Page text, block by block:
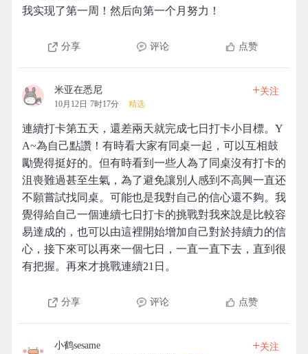
我实现了第一周！然后向第一个月努力！
分享 评论 点赞
米亚在悉尼
10月12日 7时17分 精选
+关注
連續打卡第五天，還差兩天就完成七日打卡小目標。Y
A~為自己點讚！有時看大家有同桌一起，可以互相鼓
勵覺得挺好的。但有時看到一些人為了同桌沒有打卡的
沮喪難過甚至生氣，為了避免讓別人感到不高興一直还
不願嘗試找同桌。可能也是我對自己的信心還不夠。我
覺得給自己一個連續七日打卡的挑戰對我來說是比較容
易達成的，也可以由這裡開始增加自己對於持續力的信
心，接下來可以再來一個七日，一直一直下去，直到很
有把握。再來才挑戰連續21日。
分享 评论 点赞
小鹤sesame +关注